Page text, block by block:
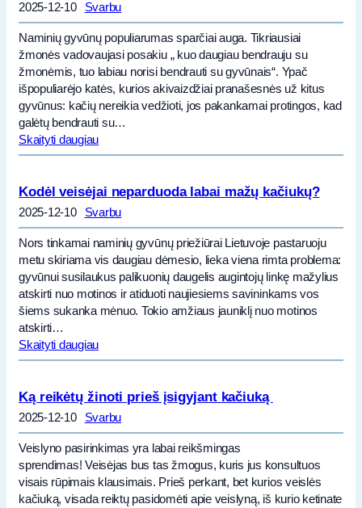
2025-12-10 Svarbu
Naminių gyvūnų populiarumas sparčiai auga. Tikriausiai
žmonės vadovaujasi posakiu „ kuo daugiau bendrauju su
žmonėmis, tuo labiau norisi bendrauti su gyvūnais“. Ypač
išpopuliarėjo katės, kurios akivaizdžiai pranašesnės už kitus
gyvūnus: kačių nereikia vedžioti, jos pakankamai protingos, kad
galėtų bendrauti su…
Skaityti daugiau
Kodėl veisėjai neparduoda labai mažų kačiukų?
2025-12-10 Svarbu
Nors tinkamai naminių gyvūnų priežiūrai Lietuvoje pastaruoju
metu skiriama vis daugiau dėmesio, lieka viena rimta problema:
gyvūnui susilaukus palikuonių daugelis augintojų linkę mažylius
atskirti nuo motinos ir atiduoti naujiesiems savininkams vos
šiems sukanka mėnuo. Tokio amžiaus jauniklį nuo motinos
atskirti…
Skaityti daugiau
Ką reikėtų žinoti prieš įsigyjant kačiuką
2025-12-10 Svarbu
Veislyno pasirinkimas yra labai reikšmingas
sprendimas! Veisėjas bus tas žmogus, kuris jus konsultuos
visais rūpimais klausimais. Prieš perkant, bet kurios veislės
kačiuką, visada reiktų pasidomėti apie veislyną, iš kurio ketinate